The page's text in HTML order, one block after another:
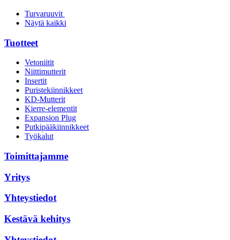
Turvaruuvit
Näytä kaikki
Tuotteet
Vetoniitit
Niittimutterit
Insertit
Puristekiinnikkeet
KD-Mutterit
Kierre-elementit
Expansion Plug
Putkipääkiinnikkeet
Työkalut
Toimittajamme
Yritys
Yhteystiedot
Kestävä kehitys